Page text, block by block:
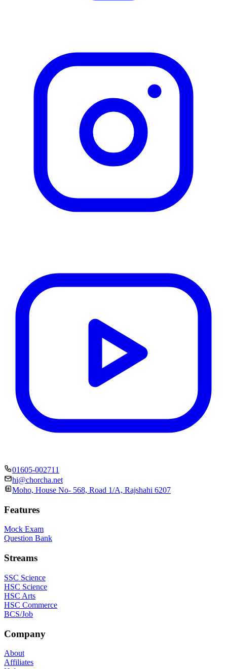
01605-002711
hi@chorcha.net
Moho, House No- 568, Road 1/A, Rajshahi 6207
Features
Mock Exam
Question Bank
Streams
SSC Science
HSC Science
HSC Arts
HSC Commerce
BCS/Job
Company
About
Affiliates